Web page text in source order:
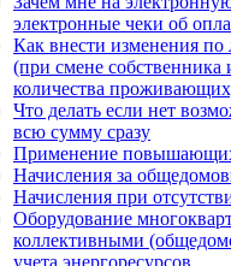
электронные чеки об
Как внести изменения по
(при смене собственника
количества
Что делать если нет
всю сумму сразу
Применение
Начисления за
Начисления при
Оборудование
коллективными